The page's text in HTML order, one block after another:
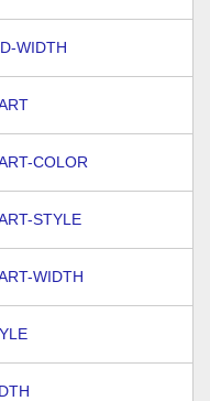
WIDTH
COLOR
STYLE
WIDTH